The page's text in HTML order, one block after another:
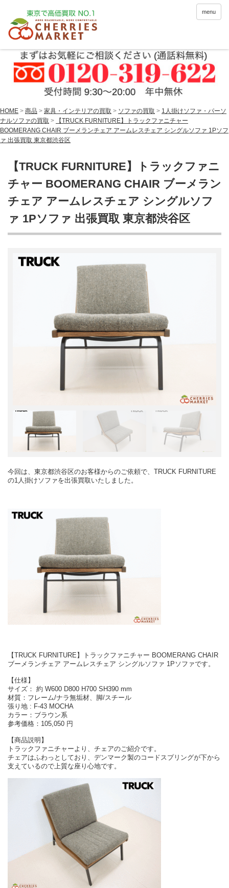
menu
HOME > 商品 > 家具・インテリアの買取 > ソファの買取 > 1人掛けソファ・パーソ
ナルソファの買取 >
【TRUCK FURNITURE】トラックファニチャー
BOOMERANG CHAIR ブーメランチェア アームレスチェア シングルソファ 1Pソフ
ァ 出張買取 東京都渋谷区
【TRUCK FURNITURE】トラックファニ
チャー BOOMERANG CHAIR ブーメラン
チェア アームレスチェア シングルソフ
ァ 1Pソファ 出張買取 東京都渋谷区
今回は、東京都渋谷区のお客様からのご依頼で、TRUCK FURNITURE
の1人掛けソファを出張買取いたしました。
【TRUCK FURNITURE】トラックファニチャー BOOMERANG CHAIR
ブーメランチェア アームレスチェア シングルソファ 1Pソファです。
【仕様】
サイズ： 約 W600 D800 H700 SH390 mm
材質：フレーム/ナラ無垢材、脚/スチール
張り地 : F-43 MOCHA
カラー：ブラウン系
参考価格：105,050 円
【商品説明】
トラックファニチャーより、チェアのご紹介です。
チェアはふわっとしており、デンマーク製のコードスプリングが下から
支えているので上質な座り心地です。